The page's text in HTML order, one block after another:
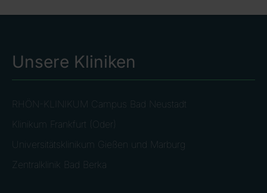
Unsere Kliniken
RHÖN-KLINIKUM Campus Bad Neustadt
Klinikum Frankfurt (Oder)
Universitätsklinikum Gießen und Marburg
Zentralklinik Bad Berka